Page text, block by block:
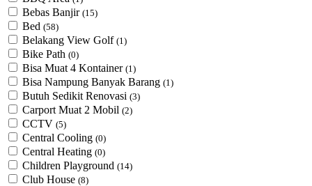
Bebas Banjir (15)
Bed (58)
Belakang View Golf (1)
Bike Path (0)
Bisa Muat 4 Kontainer (1)
Bisa Nampung Banyak Barang (1)
Butuh Sedikit Renovasi (3)
Carport Muat 2 Mobil (2)
CCTV (5)
Central Cooling (0)
Central Heating (0)
Children Playground (14)
Club House (8)